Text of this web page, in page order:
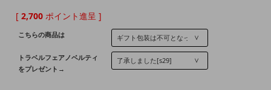
[ 2,700 ポイント進呈 ]
こちらの商品は
トラベルフェアノベルティ
をプレゼント→